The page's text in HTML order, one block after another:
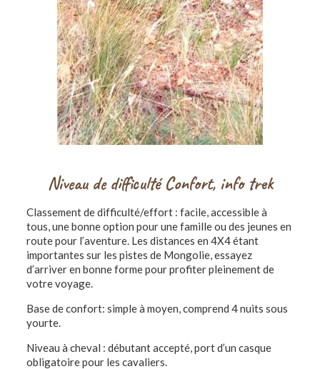
Niveau de difficulté Confort, info trek
Classement de difficulté/effort : facile, accessible à
tous, une bonne option pour une famille ou des jeunes en
route pour l’aventure. Les distances en 4X4 étant
importantes sur les pistes de Mongolie, essayez
d’arriver en bonne forme pour profiter pleinement de
votre voyage.
Base de confort: simple à moyen, comprend 4 nuits sous
yourte.
Niveau à cheval : débutant accepté, port d’un casque
obligatoire pour les cavaliers.